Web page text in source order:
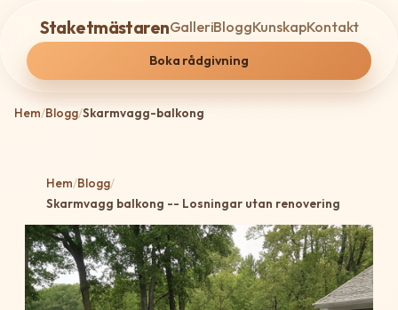
StaketmästarenGalleriBloggKunskapKontakt
Boka rådgivning
Hem/Blogg/Skarmvagg-balkong
Hem/Blogg/
Skarmvagg balkong -- Losningar utan renovering